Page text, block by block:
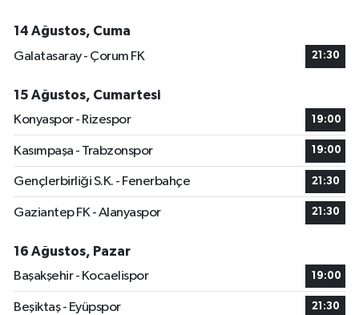
14 Ağustos, Cuma
Galatasaray - Çorum FK
21:30
15 Ağustos, Cumartesi
Konyaspor - Rizespor
19:00
Kasımpaşa - Trabzonspor 19:00
Gençlerbirliği S.K. - Fenerbahçe 21:30
Gaziantep FK - Alanyaspor 21:30
16 Ağustos, Pazar
Başakşehir - Kocaelispor
19:00
Beşiktaş - Eyüpspor 21:30